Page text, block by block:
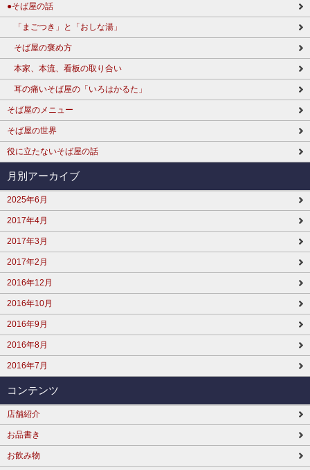
●そば屋の話
「まごつき」と「おしな湯」
そば屋の褒め方
本家、本流、看板の取り合い
耳の痛いそば屋の「いろはかるた」
そば屋のメニュー
そば屋の世界
役に立たないそば屋の話
月別アーカイブ
2025年6月
2017年4月
2017年3月
2017年2月
2016年12月
2016年10月
2016年9月
2016年8月
2016年7月
コンテンツ
店舗紹介
お品書き
お飲み物